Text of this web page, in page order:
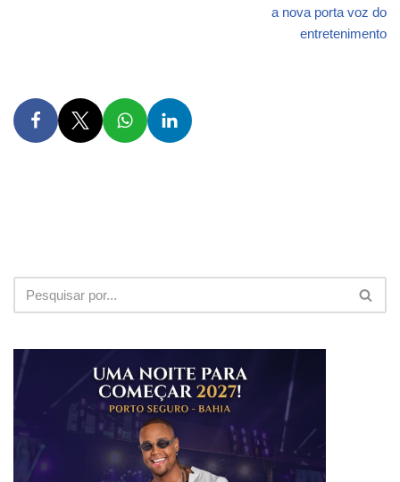
a nova porta voz do
entretenimento